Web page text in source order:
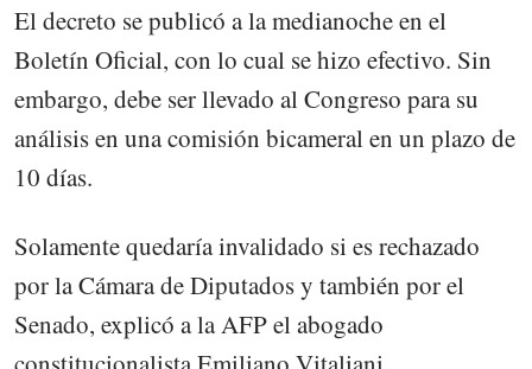
El decreto se publicó a la medianoche en el
Boletín Oficial, con lo cual se hizo efectivo. Sin
embargo, debe ser llevado al Congreso para su
análisis en una comisión bicameral en un plazo de
10 días.
Solamente quedaría invalidado si es rechazado
por la Cámara de Diputados y también por el
Senado, explicó a la AFP el abogado